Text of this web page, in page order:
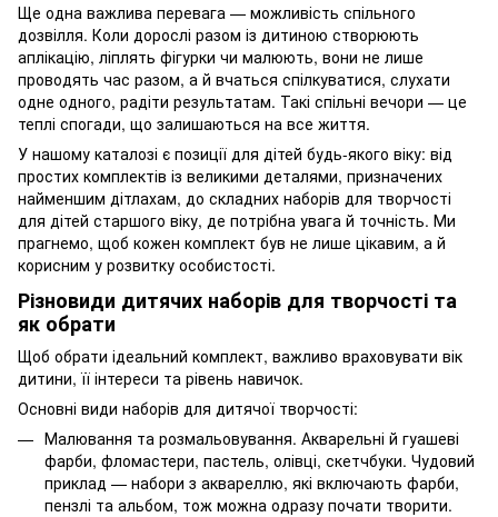
Ще одна важлива перевага — можливість спільного
дозвілля. Коли дорослі разом із дитиною створюють
аплікацію, ліплять фігурки чи малюють, вони не лише
проводять час разом, а й вчаться спілкуватися, слухати
одне одного, радіти результатам. Такі спільні вечори — це
теплі спогади, що залишаються на все життя.
У нашому каталозі є позиції для дітей будь-якого віку: від
простих комплектів із великими деталями, призначених
найменшим дітлахам, до складних наборів для творчості
для дітей старшого віку, де потрібна увага й точність. Ми
прагнемо, щоб кожен комплект був не лише цікавим, а й
корисним у розвитку особистості.
Різновиди дитячих наборів для творчості та
як обрати
Щоб обрати ідеальний комплект, важливо враховувати вік
дитини, її інтереси та рівень навичок.
Основні види наборів для дитячої творчості:
Малювання та розмальовування. Акварельні й гуашеві
фарби, фломастери, пастель, олівці, скетчбуки. Чудовий
приклад — набори з аквареллю, які включають фарби,
пензлі та альбом, тож можна одразу почати творити.